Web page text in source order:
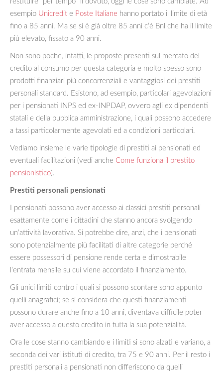
esempio Unicredit e Poste Italiane hanno portato il limite di età
fino a 85 anni. Ma se si è già oltre 85 anni c’è Bnl che ha il limite
più elevato, fissato a 90 anni.
Non sono poche, infatti, le proposte presenti sul mercato del
credito al consumo per questa categoria e molto spesso sono
prodotti finanziari più concorrenziali e vantaggiosi dei prestiti
personali standard. Esistono, ad esempio, particolari agevolazioni
per i pensionati INPS ed ex-INPDAP, ovvero agli ex dipendenti
statali e della pubblica amministrazione, i quali possono accedere
a tassi particolarmente agevolati ed a condizioni particolari.
Vediamo insieme le varie tipologie di prestiti ai pensionati ed
eventuali facilitazioni (vedi anche Come funziona il prestito
pensionistico).
Prestiti personali pensionati
I pensionati possono aver accesso ai classici prestiti personali
esattamente come i cittadini che stanno ancora svolgendo
un’attività lavorativa. Si potrebbe dire, anzi, che i pensionati
sono potenzialmente più facilitati di altre categorie perché
essere possessori di pensione rende certa e dimostrabile
l’entrata mensile su cui viene accordato il finanziamento.
Gli unici limiti contro i quali si possono scontare sono appunto
quelli anagrafici; se si considera che questi finanziamenti
possono durare anche fino a 10 anni, diventava difficile poter
aver accesso a questo credito in tutta la sua potenzialità.
Ora le cose stanno cambiando e i limiti si sono alzati e variano, a
seconda dei vari istituti di credito, tra 75 e 90 anni. Per il resto i
prestiti personali a pensionati non differiscono da quelli